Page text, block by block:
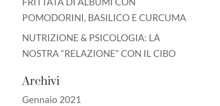
POMODORINI, BASILICO E CURCUMA
NUTRIZIONE & PSICOLOGIA: LA
NOSTRA “RELAZIONE” CON IL CIBO
Archivi
Gennaio 2021